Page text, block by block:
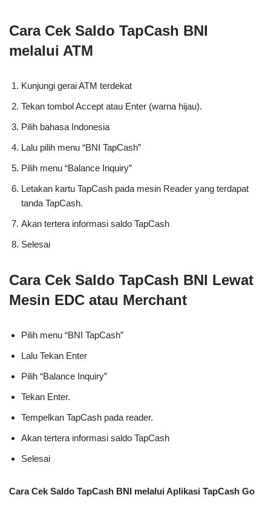
Cara Cek Saldo TapCash BNI
melalui ATM
Kunjungi gerai ATM terdekat
Tekan tombol Accept atau Enter (warna hijau).
Pilih bahasa Indonesia
Lalu pilih menu “BNI TapCash”
Pilih menu “Balance Inquiry”
Letakan kartu TapCash pada mesin Reader yang terdapat
tanda TapCash.
Akan tertera informasi saldo TapCash
Selesai
Cara Cek Saldo TapCash BNI Lewat
Mesin EDC atau Merchant
Pilih menu “BNI TapCash”
Lalu Tekan Enter
Pilih “Balance Inquiry”
Tekan Enter.
Tempelkan TapCash pada reader.
Akan tertera informasi saldo TapCash
Selesai
Cara Cek Saldo TapCash BNI melalui Aplikasi TapCash Go